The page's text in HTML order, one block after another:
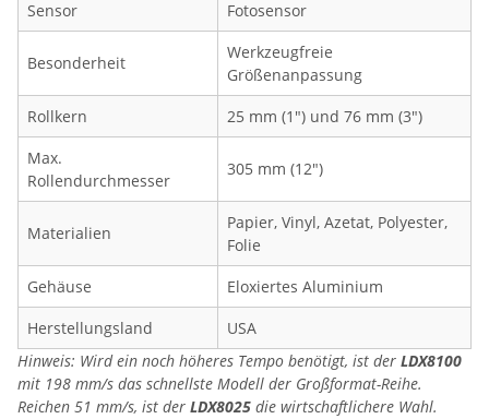
Sensor
Fotosensor
Besonderheit
Werkzeugfreie
Größenanpassung
Rollkern
25 mm (1") und 76 mm (3")
Max.
Rollendurchmesser
305 mm (12")
Materialien
Papier, Vinyl, Azetat, Polyester,
Folie
Gehäuse
Eloxiertes Aluminium
Herstellungsland
USA
Hinweis: Wird ein noch höheres Tempo benötigt, ist der LDX8100
mit 198 mm/s das schnellste Modell der Großformat-Reihe.
Reichen 51 mm/s, ist der LDX8025 die wirtschaftlichere Wahl.